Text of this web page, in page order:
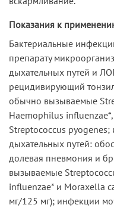
Показания к
Бактериальные
препарату
дыхательных путей и
рецидивирующий
обычно вызываемые
Haemophilus
Streptococcus
дыхательных путей:
долевая пневмония и
вызываемые
influenzae* и Moraxella
мг/125 мг); инфекции